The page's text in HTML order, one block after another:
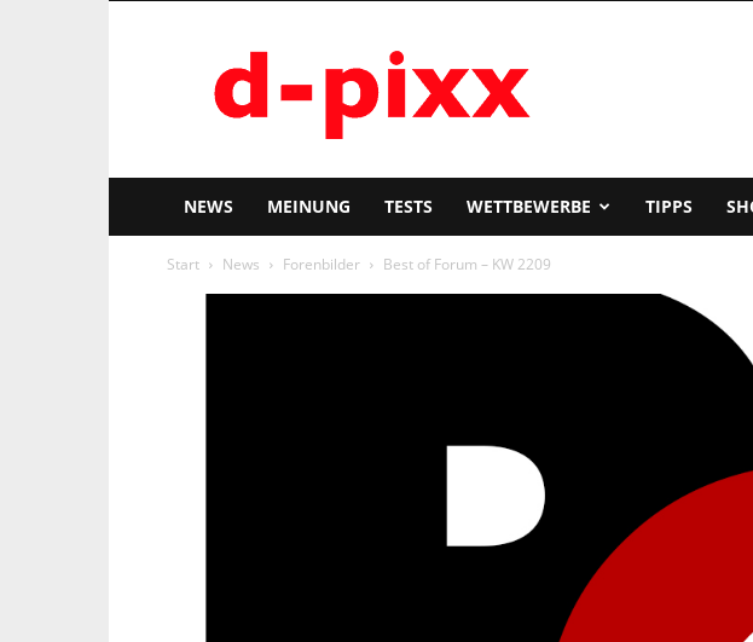
pixx
NEWS MEINUNG TESTS WETTBEWERBE TIPPS
Start News Forenbilder Best of Forum – KW 2209